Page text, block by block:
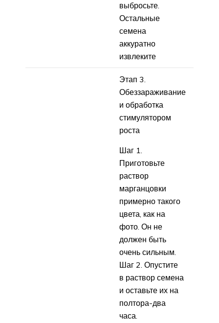
выбросьте.
Остальные
семена
аккуратно
извлеките
Этап 3.
Обеззараживание
и обработка
стимулятором
роста
Шаг 1.
Приготовьте
раствор
марганцовки
примерно такого
цвета, как на
фото. Он не
должен быть
очень сильным.
Шаг 2. Опустите
в раствор семена
и оставьте их на
полтора-два
часа.